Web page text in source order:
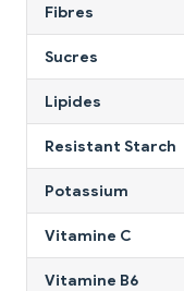
Fibres
Sucres
Lipides
Resistant Starch
Potassium
Vitamine C
Vitamine B6